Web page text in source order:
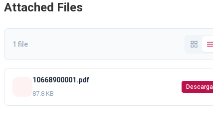
Attached Files
1 file
10668900001.pdf
87.8 KB